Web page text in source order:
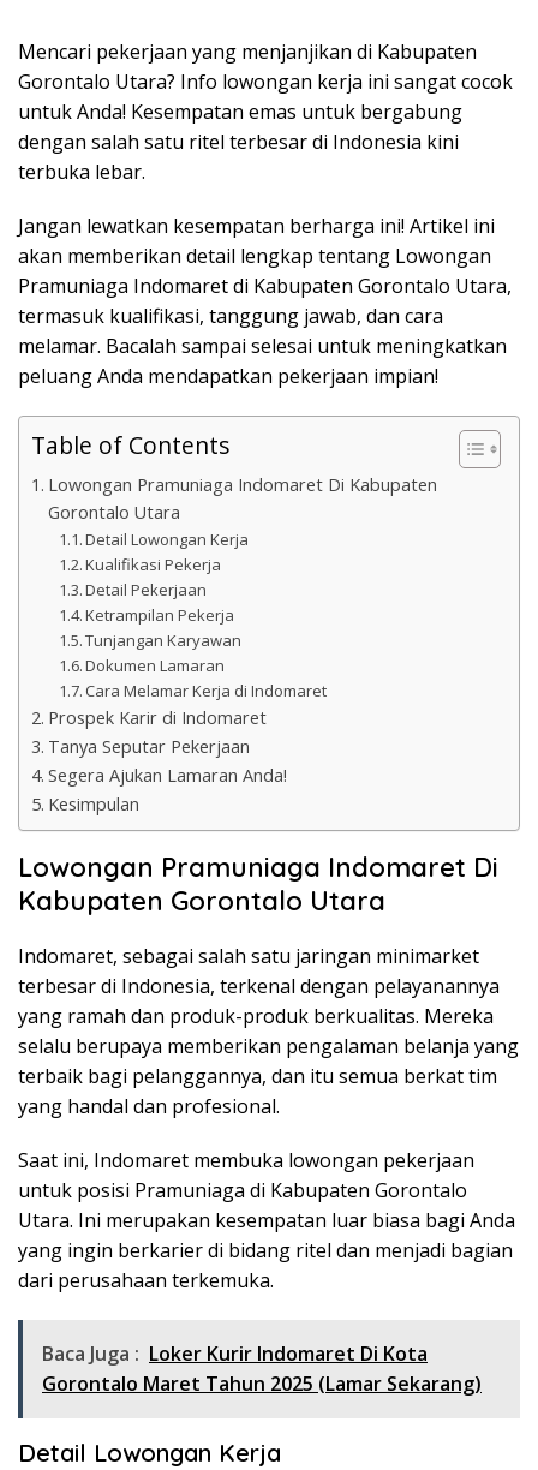
Mencari pekerjaan yang menjanjikan di Kabupaten
Gorontalo Utara? Info lowongan kerja ini sangat cocok
untuk Anda! Kesempatan emas untuk bergabung
dengan salah satu ritel terbesar di Indonesia kini
terbuka lebar.
Jangan lewatkan kesempatan berharga ini! Artikel ini
akan memberikan detail lengkap tentang Lowongan
Pramuniaga Indomaret di Kabupaten Gorontalo Utara,
termasuk kualifikasi, tanggung jawab, dan cara
melamar. Bacalah sampai selesai untuk meningkatkan
peluang Anda mendapatkan pekerjaan impian!
Table of Contents
Lowongan Pramuniaga Indomaret Di Kabupaten
Gorontalo Utara
Detail Lowongan Kerja
Kualifikasi Pekerja
Detail Pekerjaan
Ketrampilan Pekerja
Tunjangan Karyawan
Dokumen Lamaran
Cara Melamar Kerja di Indomaret
Prospek Karir di Indomaret
Tanya Seputar Pekerjaan
Segera Ajukan Lamaran Anda!
Kesimpulan
Lowongan Pramuniaga Indomaret Di
Kabupaten Gorontalo Utara
Indomaret, sebagai salah satu jaringan minimarket
terbesar di Indonesia, terkenal dengan pelayanannya
yang ramah dan produk-produk berkualitas. Mereka
selalu berupaya memberikan pengalaman belanja yang
terbaik bagi pelanggannya, dan itu semua berkat tim
yang handal dan profesional.
Saat ini, Indomaret membuka lowongan pekerjaan
untuk posisi Pramuniaga di Kabupaten Gorontalo
Utara. Ini merupakan kesempatan luar biasa bagi Anda
yang ingin berkarier di bidang ritel dan menjadi bagian
dari perusahaan terkemuka.
Baca Juga : Loker Kurir Indomaret Di Kota
Gorontalo Maret Tahun 2025 (Lamar Sekarang)
Detail Lowongan Kerja